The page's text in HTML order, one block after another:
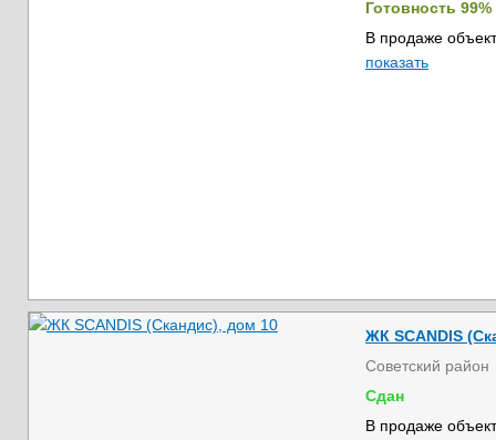
Готовность 99%
В продаже
показать
ЖК SCANDIS
Советский район
Сдан
В продаже